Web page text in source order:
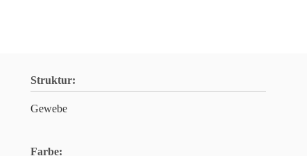
Struktur:
Gewebe
Farbe: